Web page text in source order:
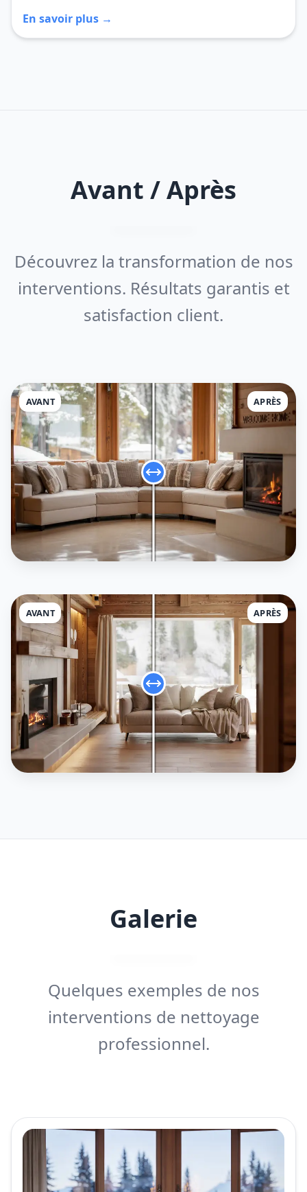
En savoir plus →
Avant / Après
Découvrez la transformation de nos
interventions. Résultats garantis et
satisfaction client.
AVANT APRÈS
AVANT APRÈS
Galerie
Quelques exemples de nos
interventions de nettoyage
professionnel.